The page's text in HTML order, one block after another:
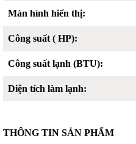
THÔNG TIN SẢN PHẨM
Màn hình hiển thị:
Công suất ( HP):
Công suất lạnh (BTU):
Diện tích làm lạnh: